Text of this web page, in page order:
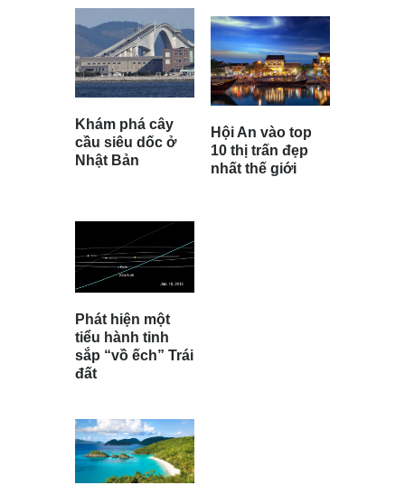
Khám phá cây
cầu siêu dốc ở
Nhật Bản
Hội An vào top
10 thị trấn đẹp
nhất thế giới
Phát hiện một
tiểu hành tinh
sắp “vồ ếch” Trái
đất